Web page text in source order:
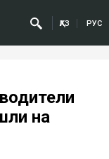
ҚАЗ РУС
на